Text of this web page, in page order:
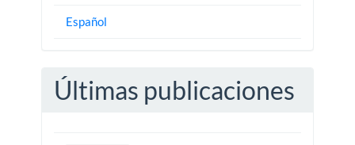
Español
Últimas publicaciones